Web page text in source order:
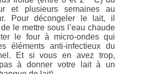
et plusieurs semaines au
Pour décongeler le lait, il
le mettre sous l’eau chaude
le four à micro-ondes qui
éléments anti-infectieux du
Et si vous en avez trop,
pas à donner votre lait à un